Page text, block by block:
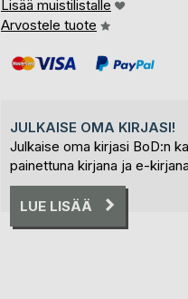
Lisää muistilistalle
Arvostele tuote
JULKAISE OMA KIRJASI!
Julkaise oma kirjasi BoD:n
painettuna kirjana ja e-
LUE LISÄÄ